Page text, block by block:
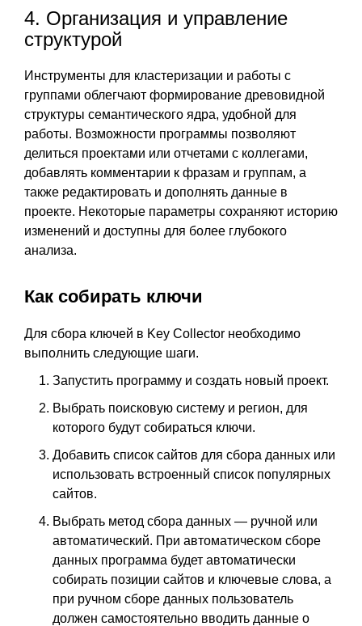
4. Организация и управление
структурой
Инструменты для кластеризации и работы с
группами облегчают формирование древовидной
структуры семантического ядра, удобной для
работы. Возможности программы позволяют
делиться проектами или отчетами с коллегами,
добавлять комментарии к фразам и группам, а
также редактировать и дополнять данные в
проекте. Некоторые параметры сохраняют историю
изменений и доступны для более глубокого
анализа.
Как собирать ключи
Для сбора ключей в Key Collector необходимо
выполнить следующие шаги.
Запустить программу и создать новый проект.
Выбрать поисковую систему и регион, для
которого будут собираться ключи.
Добавить список сайтов для сбора данных или
использовать встроенный список популярных
сайтов.
Выбрать метод сбора данных — ручной или
автоматический. При автоматическом сборе
данных программа будет автоматически
собирать позиции сайтов и ключевые слова, а
при ручном сборе данных пользователь
должен самостоятельно вводить данные о